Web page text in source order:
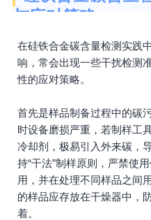
与应对策略
在硅铁合金碳含量检测实践
响，常会出现一些干扰检测
性的应对策略。
首先是样品制备过程中的碳
时设备磨损严重，若制样工
冷却剂，极易引入外来碳，
持“干法”制样原则，严禁使
用，并在处理不同样品之间
的样品应存放在干燥器中，
着。